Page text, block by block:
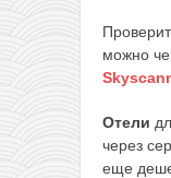
можно
Отели
через
еще